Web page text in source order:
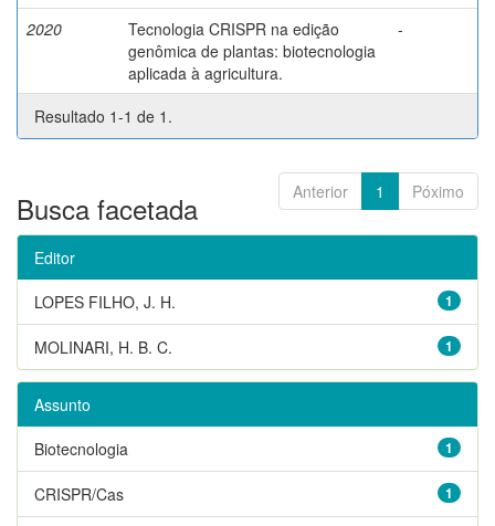
2020
Tecnologia CRISPR na edição
genômica de plantas: biotecnologia
aplicada à agricultura.
-
Resultado 1-1 de 1.
Anterior 1 Póximo
Busca facetada
Editor
1
LOPES FILHO, J. H.
1
MOLINARI, H. B. C.
Assunto
1
Biotecnologia
1
CRISPR/Cas